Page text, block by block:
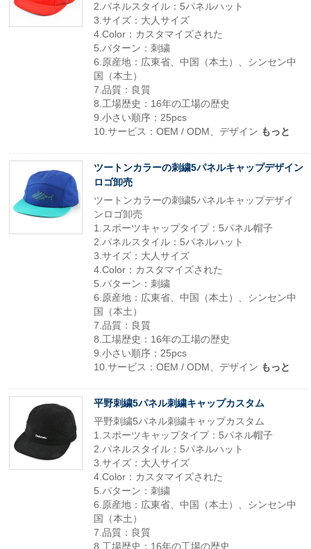
2.パネルスタイル：5パネルハット
3.サイズ：大人サイズ
4.Color：カスタマイズされた
5.パターン：刺繍
6.原産地：広東省、中国（本土）、シンセン中
国（本土）
7.品質：良質
8.工場歴史：16年の工場の歴史
9.小さい順序：25pcs
10.サービス：OEM / ODM、デザイン もっと
ツートンカラーの刺繍5パネルキャップデザイン
ロゴ卸売
ツートンカラーの刺繍5パネルキャップデザイ
ンロゴ卸売
1.スポーツキャップタイプ：5パネル帽子
2.パネルスタイル：5パネルハット
3.サイズ：大人サイズ
4.Color：カスタマイズされた
5.パターン：刺繍
6.原産地：広東省、中国（本土）、シンセン中
国（本土）
7.品質：良質
8.工場歴史：16年の工場の歴史
9.小さい順序：25pcs
10.サービス：OEM / ODM、デザイン もっと
平野刺繍5パネル刺繍キャップカスタム
平野刺繍5パネル刺繍キャップカスタム
1.スポーツキャップタイプ：5パネル帽子
2.パネルスタイル：5パネルハット
3.サイズ：大人サイズ
4.Color：カスタマイズされた
5.パターン：刺繍
6.原産地：広東省、中国（本土）、シンセン中
国（本土）
7.品質：良質
8.工場歴史：16年の工場の歴史